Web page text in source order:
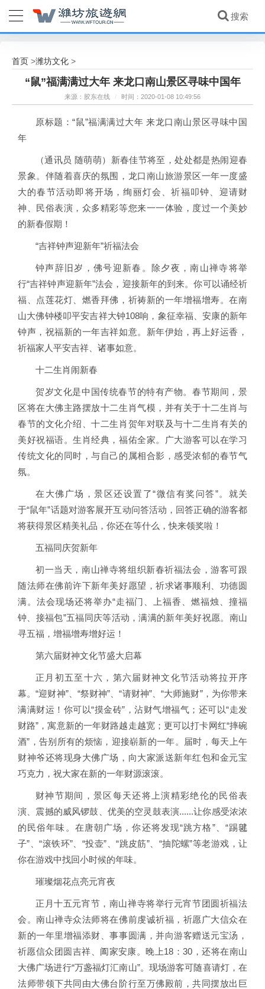
首页 >潍坊文化 >
“鼠”福满满过大年 来龙口南山景区寻味中国年
来源：胶东在线 / 时间：2020-01-08 10:49:56
原标题：“鼠”福满满过大年 来龙口南山景区寻味中国
年
（通讯员 随萌萌）新春佳节将至，处处都是热闹迎春
景象。伴随着喜庆的氛围，龙口南山旅游景区一年一度盛
大的春节活动即将开场，绚丽灯会、祈福叩钟、迎请财
神、民俗表演，众多精彩等您来一一体验，度过一个美妙
的新春假期！
“吉祥钟声迎新年”祈福法会
钟声辞旧岁，佛号迎新春。除夕夜，南山禅寺将举
行“吉祥钟声迎新年”法会，迎接新年的到来。你可以诵经祈
福、点莲花灯、燃香拜佛，祈祷新的一年增福增寿。在南
山大佛钟楼叩平安吉祥大钟108响，象征幸福、安康的新年
钟声，祝福新的一年吉祥如意。新年伊始，再上好运香，
祈福家人平安吉祥、诸事如意。
十二生肖闹新春
贺岁文化是中国传统春节的特有产物。春节期间，景
区将在大佛主路摆放十二生肖气模，并有关于十二生肖与
春节的文化介绍、十二生肖贺年对联及与十二生肖有关的
美好祝福语。生肖经典，福佑全家。广大游客可以在学习
传统文化的同时，与自己的属相合影，感受浓郁的春节气
氛。
在大佛广场，景区还设置了“微信有奖问答”。就关
于“鼠年”话题对游客展开互动问答活动，回答正确的游客都
将获得景区精美礼品，你还在等什么，快来领奖啦！
五福同庆贺新年
初一当天，南山禅寺将组织新春祈福法会，游客可跟
随法师在佛前许下新年美好愿望，祈求诸事顺利、功德圆
满。法会现场还将举办“走福门、上福香、燃福烛、撞福
钟、接福包”五福同庆等活动，满满的新年美好祝愿。南山
寻五福，增福增寿增好运！
第六届财神文化节盛大启幕
正月初五至十六，第六届财神文化节活动将拉开序
幕。“迎财神”、“祭财神”、“请财神”、“大师施财”，为你带来
满满财运！你可以“摸金砖”，沾财气增福气；还可以“走发
财路”，寓意新的一年财路越走越宽；更可以打卡网红“摔碗
酒”，告别所有的烦恼，迎接崭新的一年。届时，每天上午
财神爷还将现身大佛广场，向大家派送新年红包和金元宝
巧克力，祝大家在新的一年财源滚滚。
财神节期间，景区每天还将上演精彩绝伦的民俗表
演、震撼的威风锣鼓、优美的空灵鼓表演......让你感受浓浓
的民俗年味。在唐朝广场，你还将发现“跳方格”、“踢毽
子”、“滚铁环”、“投壶”、“跳皮筋”、“抽陀螺”等老游戏，让
你在游戏中找回小时候的年味。
璀璨烟花点亮元宵夜
正月十五元宵节，南山禅寺将举行元宵节团圆祈福法
会。南山禅寺众法师将在佛前虔诚祈福，祈愿广大信众在
新的一年里增福添财、事事圆满，并向游客赠送元宝汤，
祈愿信众团圆吉祥、阖家安康。晚上18：30，还将在南山
大佛广场进行“万盏福灯汇南山”。现场游客可随喜请灯，在
法师带领下共同由大佛台阶行至万佛殿前，共同摆放出巨